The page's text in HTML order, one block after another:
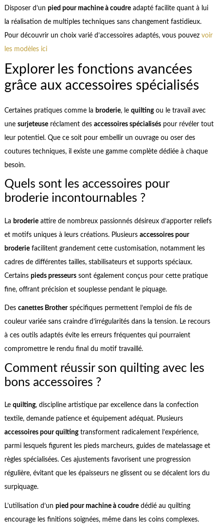
Disposer d’un pied pour machine à coudreadapté facilite quant à lui
la réalisation de multiples techniques sans changement fastidieux.
Pour découvrir un choix varié d’accessoires adaptés, vous pouvez voir
les modèles ici
Explorer les fonctions avancées
grâce aux accessoires spécialisés
Certaines pratiques comme la broderie, le quiltingou le travail avec
une surjeteuseréclament des accessoires spécialiséspour révéler tout
leur potentiel. Que ce soit pour embellir un ouvrage ou oser des
coutures techniques, il existe une gamme complète dédiée à chaque
besoin.
Quels sont les accessoires pour
broderie incontournables ?
La broderieattire de nombreux passionnés désireux d’apporter reliefs
et motifs uniques à leurs créations. Plusieurs accessoires pour
broderiefacilitent grandement cette customisation, notamment les
cadres de différentes tailles, stabilisateurs et supports spéciaux.
Certains pieds presseurssont également conçus pour cette pratique
fine, offrant précision et souplesse pendant le piquage.
Des canettes Brotherspécifiques permettent l’emploi de fils de
couleur variée sans craindre d’irrégularités dans la tension. Le recours
à ces outils adaptés évite les erreurs fréquentes qui pourraient
compromettre le rendu final du motif travaillé.
Comment réussir son quilting avec les
bons accessoires ?
Le quilting, discipline artistique par excellence dans la confection
textile, demande patience et équipement adéquat. Plusieurs
accessoires pour quiltingtransforment radicalement l’expérience,
parmi lesquels figurent les pieds marcheurs, guides de matelassage et
règles spécialisées. Ces ajustements favorisent une progression
régulière, évitant que les épaisseurs ne glissent ou se décalent lors du
surpiquage.
L’utilisation d’un pied pour machine à coudredédié au quilting
encourage les finitions soignées, même dans les coins complexes.